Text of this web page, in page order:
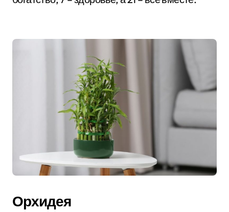
Орхидея